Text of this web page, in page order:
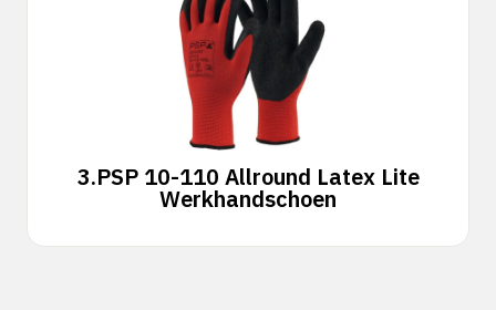
3.PSP 10-110 Allround Latex Lite
Werkhandschoen